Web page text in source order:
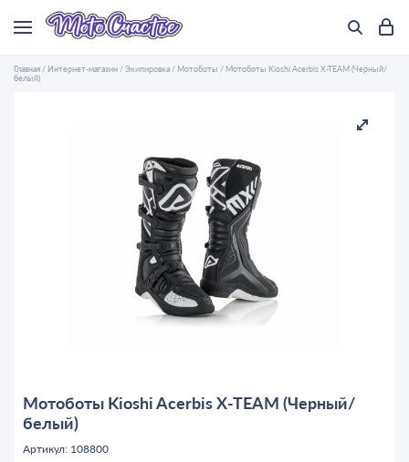
Главная / Интернет-магазин /Экипировка / Мотоботы / Мотоботы Kioshi Acerbis X-TEAM (Черный/
белый)
Мотоботы Kioshi Acerbis X-TEAM (Черный/
белый)
Артикул: 108800